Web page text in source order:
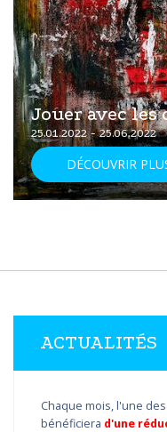
Jouer avec les
25.01.2022 - 25.06.2022
DÉCOUVRIR
ACTUALITÉS
Chaque mois, l'une
bénéficiera d'une